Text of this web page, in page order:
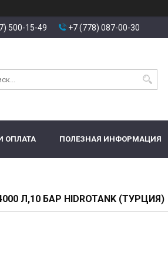
500-15-49 +7 (778) 087-00-30
ОПЛАТА ПОЛЕЗНАЯ ИНФОРМАЦИЯ
Л,10 БАР HIDROTANK (ТУРЦИЯ)